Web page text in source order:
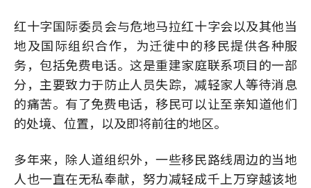
红十字国际委员会与危地马拉红十字会以及其他当
地及国际组织合作，为迁徙中的移民提供各种服
务，包括免费电话。这是重建家庭联系项目的一部
分，主要致力于防止人员失踪，减轻家人等待消息
的痛苦。有了免费电话，移民可以让至亲知道他们
的处境、位置，以及即将前往的地区。
多年来，除人道组织外，一些移民路线周边的当地
人也一直在无私奉献，努力减轻成千上万穿越该地